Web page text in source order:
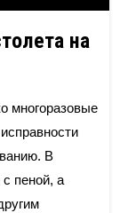
на
многоразовые
В
с пеной, а